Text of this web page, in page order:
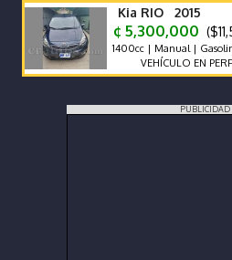
Kia RIO 2015
¢ 5,300,000
1400cc | Manual |
VEHÍCULO EN
PUBLICIDAD